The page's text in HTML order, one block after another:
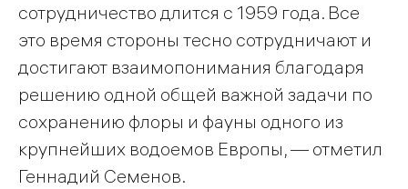
сотрудничество длится с 1959 года. Все
это время стороны тесно сотрудничают и
достигают взаимопонимания благодаря
решению одной общей важной задачи по
сохранению флоры и фауны одного из
крупнейших водоемов Европы, — отметил
Геннадий Семенов.